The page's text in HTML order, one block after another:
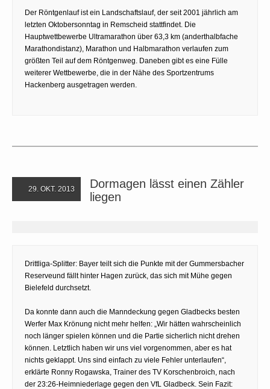
Der Röntgenlauf ist ein Landschaftslauf, der seit 2001 jährlich am
letzten Oktobersonntag in Remscheid stattfindet. Die
Hauptwettbewerbe Ultramarathon über 63,3 km (anderthalbfache
Marathondistanz), Marathon und Halbmarathon verlaufen zum
größten Teil auf dem Röntgenweg. Daneben gibt es eine Fülle
weiterer Wettbewerbe, die in der Nähe des Sportzentrums
Hackenberg ausgetragen werden.
29. OKT. 2013
Dormagen lässt einen Zähler
liegen
Drittliga-Splitter: Bayer teilt sich die Punkte mit der Gummersbacher
Reserveund fällt hinter Hagen zurück, das sich mit Mühe gegen
Bielefeld durchsetzt.
Da konnte dann auch die Manndeckung gegen Gladbecks besten
Werfer Max Krönung nicht mehr helfen: „Wir hätten wahrscheinlich
noch länger spielen können und die Partie sicherlich nicht drehen
können. Letztlich haben wir uns viel vorgenommen, aber es hat
nichts geklappt. Uns sind einfach zu viele Fehler unterlaufen“,
erklärte Ronny Rogawska, Trainer des TV Korschenbroich, nach
der 23:26-Heimniederlage gegen den VfL Gladbeck. Sein Fazit: